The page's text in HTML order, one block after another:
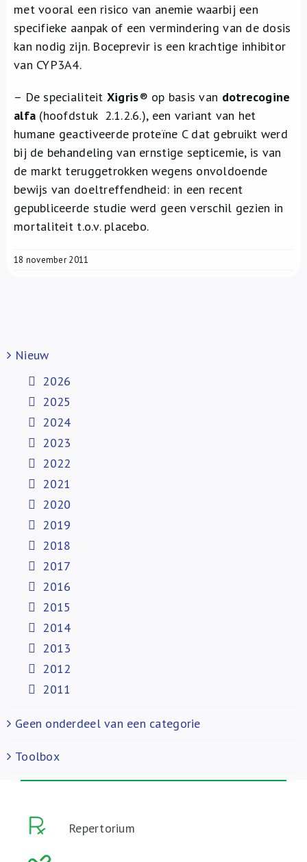
met vooral een risico van anemie waarbij een
specifieke aanpak of een vermindering van de dosis
kan nodig zijn. Boceprevir is een krachtige inhibitor
van CYP3A4.
– De specialiteit Xigris® op basis van dotrecogine
alfa (hoofdstuk 2.1.2.6.), een variant van het
humane geactiveerde proteïne C dat gebruikt werd
bij de behandeling van ernstige septicemie, is van
de markt teruggetrokken wegens onvoldoende
bewijs van doeltreffendheid: in een recent
gepubliceerde studie werd geen verschil gezien in
mortaliteit t.o.v. placebo.
18 november 2011
Nieuw
2026
2025
2024
2023
2022
2021
2020
2019
2018
2017
2016
2015
2014
2013
2012
2011
Geen onderdeel van een categorie
Toolbox
Repertorium